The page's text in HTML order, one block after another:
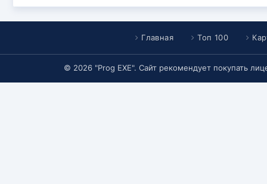
Главная Топ 100
© 2026 "Prog EXE". Сайт рекомендует покупать